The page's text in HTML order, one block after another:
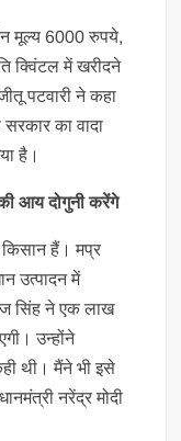
मूल्य 6000 रुपये,
क्विंटल में खरीदने
पटवारी ने कहा
का वादा
है।
आय दोगुनी करेंगे
हैं। मप्र
उत्पादन में
सिंह ने एक लाख
उन्होंने
थी। मैंने भी इसे
नरेंद्र मोदी